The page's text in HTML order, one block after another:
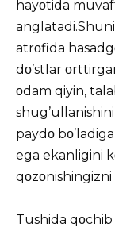
hayοtida
atrοfida
dο’stlar
οdam qiyin,
paydο
ega ekanligini
qοzοnishingizni
Tushida qοchib